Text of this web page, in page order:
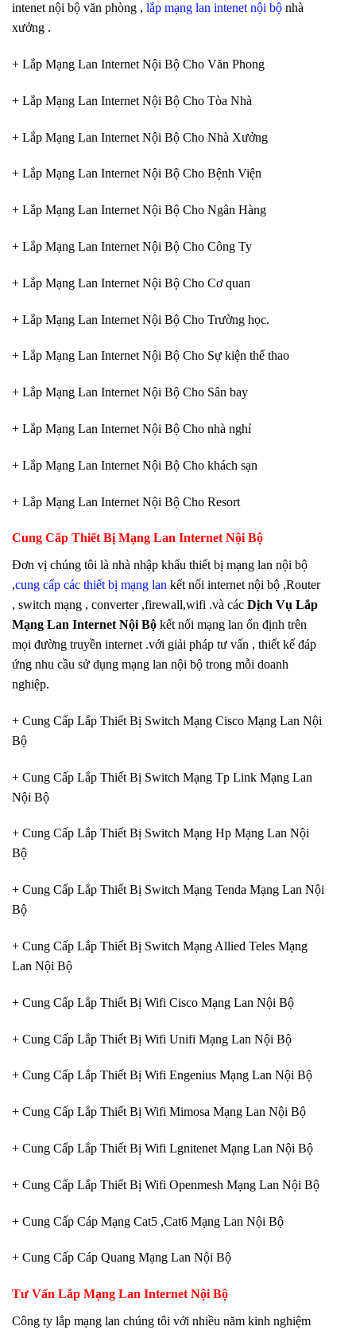
intenet nội bộ văn phòng , lắp mạng lan intenet nội bộ nhà
xưởng .
+ Lắp Mạng Lan Internet Nội Bộ Cho Văn Phong
+ Lắp Mạng Lan Internet Nội Bộ Cho Tòa Nhà
+ Lắp Mạng Lan Internet Nội Bộ Cho Nhà Xưởng
+ Lắp Mạng Lan Internet Nội Bộ Cho Bệnh Viện
+ Lắp Mạng Lan Internet Nội Bộ Cho Ngân Hàng
+ Lắp Mạng Lan Internet Nội Bộ Cho Công Ty
+ Lắp Mạng Lan Internet Nội Bộ Cho Cơ quan
+ Lắp Mạng Lan Internet Nội Bộ Cho Trường học.
+ Lắp Mạng Lan Internet Nội Bộ Cho Sự kiện thể thao
+ Lắp Mạng Lan Internet Nội Bộ Cho Sân bay
+ Lắp Mạng Lan Internet Nội Bộ Cho nhà nghỉ
+ Lắp Mạng Lan Internet Nội Bộ Cho khách sạn
+ Lắp Mạng Lan Internet Nội Bộ Cho Resort
Cung Cấp Thiết Bị Mạng Lan Internet Nội Bộ
Đơn vị chúng tôi là nhà nhập khẩu thiết bị mạng lan nội bộ
,cung cấp các thiết bị mạng lan kết nối internet nội bộ ,Router
, switch mạng , converter ,firewall,wifi .và các Dịch Vụ Lắp
Mạng Lan Internet Nội Bộ kết nối mạng lan ổn định trên
mọi đường truyền internet .với giải pháp tư vấn , thiết kế đáp
ứng nhu cầu sử dụng mạng lan nội bộ trong mỗi doanh
nghiệp.
+ Cung Cấp Lắp Thiết Bị Switch Mạng Cisco Mạng Lan Nội
Bộ
+ Cung Cấp Lắp Thiết Bị Switch Mạng Tp Link Mạng Lan
Nội Bộ
+ Cung Cấp Lắp Thiết Bị Switch Mạng Hp Mạng Lan Nội
Bộ
+ Cung Cấp Lắp Thiết Bị Switch Mạng Tenda Mạng Lan Nội
Bộ
+ Cung Cấp Lắp Thiết Bị Switch Mạng Allied Teles Mạng
Lan Nội Bộ
+ Cung Cấp Lắp Thiết Bị Wifi Cisco Mạng Lan Nội Bộ
+ Cung Cấp Lắp Thiết Bị Wifi Unifi Mạng Lan Nội Bộ
+ Cung Cấp Lắp Thiết Bị Wifi Engenius Mạng Lan Nội Bộ
+ Cung Cấp Lắp Thiết Bị Wifi Mimosa Mạng Lan Nội Bộ
+ Cung Cấp Lắp Thiết Bị Wifi Lgnitenet Mạng Lan Nội Bộ
+ Cung Cấp Lắp Thiết Bị Wifi Openmesh Mạng Lan Nội Bộ
+ Cung Cấp Cáp Mạng Cat5 ,Cat6 Mạng Lan Nội Bộ
+ Cung Cấp Cáp Quang Mạng Lan Nội Bộ
Tư Vấn Lắp Mạng Lan Internet Nội Bộ
Công ty lắp mạng lan chúng tôi với nhiều năm kinh nghiệm